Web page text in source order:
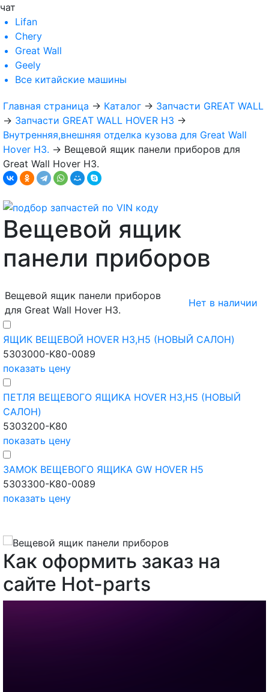
чат
Lifan
Chery
Great Wall
Geely
Все китайские машины
Главная страница → Каталог → Запчасти GREAT WALL
→ Запчасти GREAT WALL HOVER H3 →
Внутренняя,внешняя отделка кузова для Great Wall
Hover H3. → Вещевой ящик панели приборов для
Great Wall Hover H3.
Вещевой ящик
панели приборов
Вещевой ящик панели приборов
для Great Wall Hover H3.
Нет в наличии
ЯЩИК ВЕЩЕВОЙ HOVER H3,H5 (НОВЫЙ САЛОН)
5303000-K80-0089
показать цену
ПЕТЛЯ ВЕЩЕВОГО ЯЩИКА HOVER H3,H5 (НОВЫЙ
САЛОН)
5303200-K80
показать цену
ЗАМОК ВЕЩЕВОГО ЯЩИКА GW HOVER H5
5303300-K80-0089
показать цену
Как оформить заказ на
сайте Hot-parts